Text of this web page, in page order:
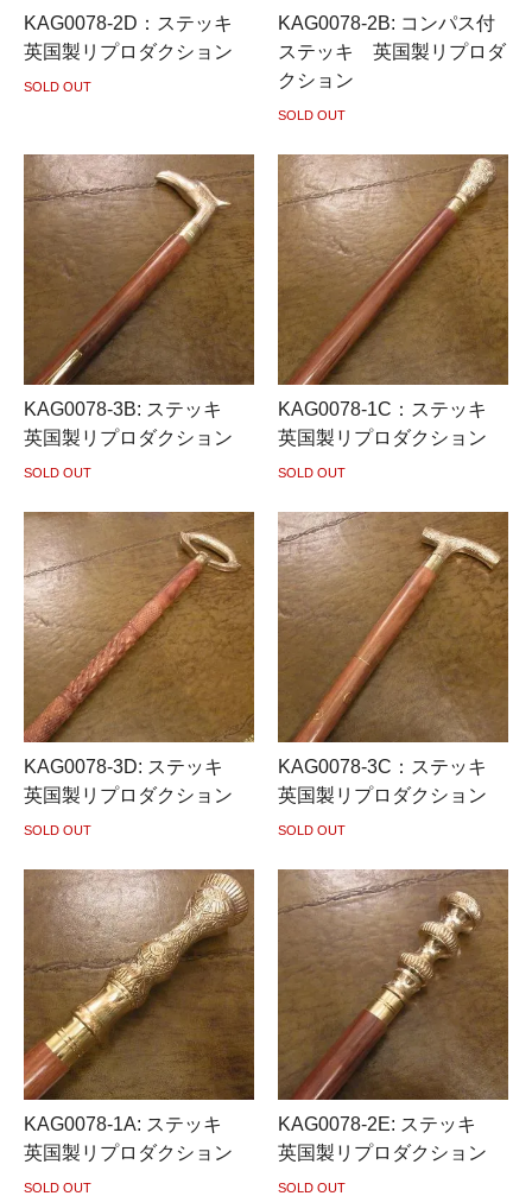
KAG0078-2D：ステッキ
英国製リプロダクション
SOLD OUT
KAG0078-2B: コンパス付
ステッキ 英国製リプロダ
クション
SOLD OUT
KAG0078-3B: ステッキ
英国製リプロダクション
SOLD OUT
KAG0078-1C：ステッキ
英国製リプロダクション
SOLD OUT
KAG0078-3D: ステッキ
英国製リプロダクション
SOLD OUT
KAG0078-3C：ステッキ
英国製リプロダクション
SOLD OUT
KAG0078-1A: ステッキ
英国製リプロダクション
SOLD OUT
KAG0078-2E: ステッキ
英国製リプロダクション
SOLD OUT